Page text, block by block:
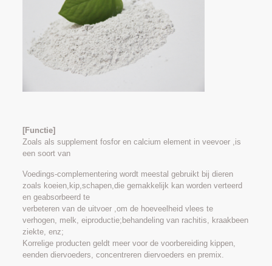
[Functie]
Zoals als supplement fosfor en calcium element in veevoer ,is
een soort van
Voedings-complementering wordt meestal gebruikt bij dieren
zoals koeien,kip,schapen,die gemakkelijk kan worden verteerd
en geabsorbeerd te
verbeteren van de uitvoer ,om de hoeveelheid vlees te
verhogen, melk, eiproductie;behandeling van rachitis, kraakbeen
ziekte, enz;
Korrelige producten geldt meer voor de voorbereiding kippen,
eenden diervoeders, concentreren diervoeders en premix.